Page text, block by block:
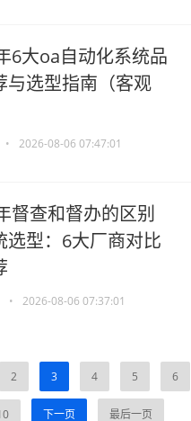
6大oa自动化系统品
与选型指南（客观
• 2026-08-06 07:47:01
督查和督办的区别
选型：6大厂商对比
• 2026-08-06 07:37:01
2 3 4 5 6
下一页 最后一页